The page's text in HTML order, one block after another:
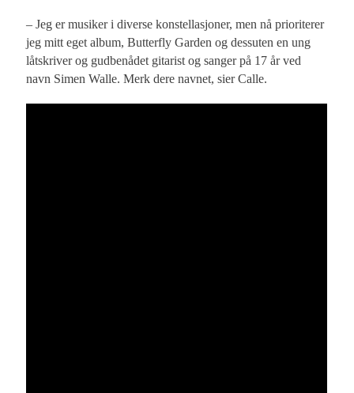
– Jeg er musiker i diverse konstellasjoner, men nå prioriterer
jeg mitt eget album, Butterfly Garden og dessuten en ung
låtskriver og gudbenådet gitarist og sanger på 17 år ved
navn Simen Walle. Merk dere navnet, sier Calle.